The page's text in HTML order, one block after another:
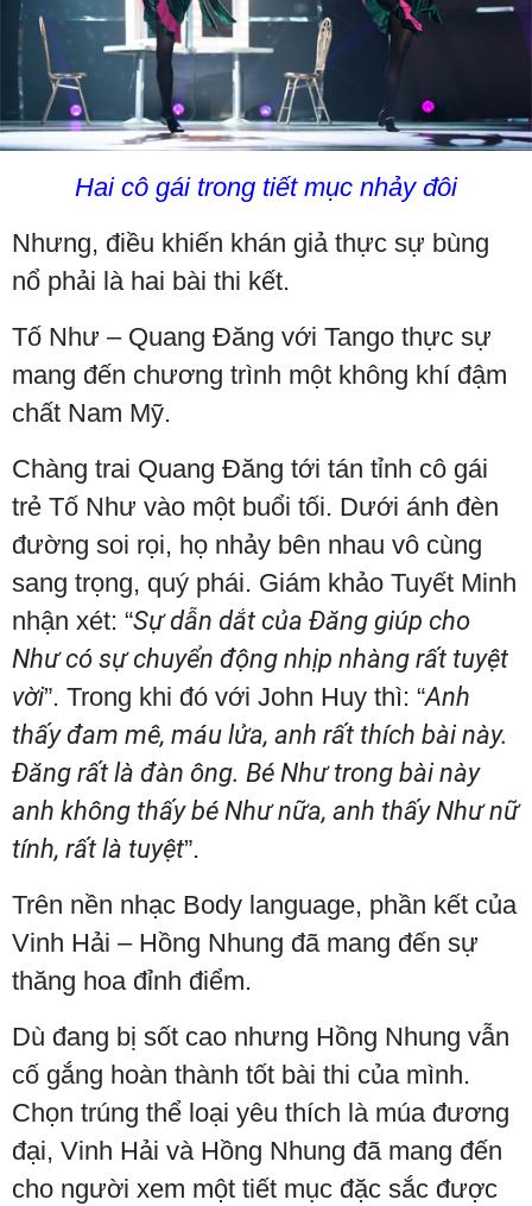
Hai cô gái trong tiết mục nhảy đôi
Nhưng, điều khiến khán giả thực sự bùng
nổ phải là hai bài thi kết.
Tố Như – Quang Đăng với Tango thực sự
mang đến chương trình một không khí đậm
chất Nam Mỹ.
Chàng trai Quang Đăng tới tán tỉnh cô gái
trẻ Tố Như vào một buổi tối. Dưới ánh đèn
đường soi rọi, họ nhảy bên nhau vô cùng
sang trọng, quý phái. Giám khảo Tuyết Minh
nhận xét: “Sự dẫn dắt của Đăng giúp cho
Như có sự chuyển động nhịp nhàng rất tuyệt
vời”. Trong khi đó với John Huy thì: “Anh
thấy đam mê, máu lửa, anh rất thích bài này.
Đăng rất là đàn ông. Bé Như trong bài này
anh không thấy bé Như nữa, anh thấy Như nữ
tính, rất là tuyệt”.
Trên nền nhạc Body language, phần kết của
Vinh Hải – Hồng Nhung đã mang đến sự
thăng hoa đỉnh điểm.
Dù đang bị sốt cao nhưng Hồng Nhung vẫn
cố gắng hoàn thành tốt bài thi của mình.
Chọn trúng thể loại yêu thích là múa đương
đại, Vinh Hải và Hồng Nhung đã mang đến
cho người xem một tiết mục đặc sắc được